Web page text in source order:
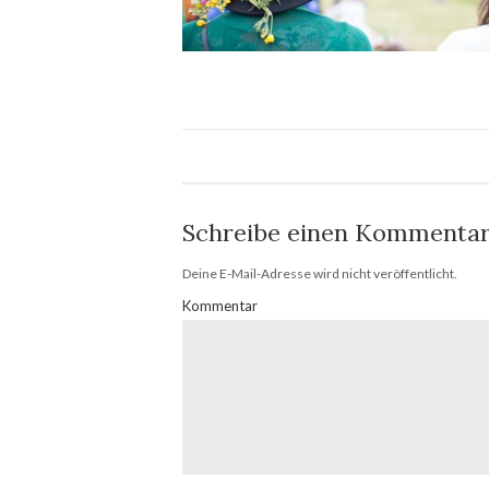
Schreibe einen
Deine E-Mail-Adresse wird nicht veröffentlicht.
Kommentar